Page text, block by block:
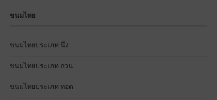
ขนมไทย
ขนมไทยประเภท นึ่ง
ขนมไทยประเภท กวน
ขนมไทยประเภท ทอด